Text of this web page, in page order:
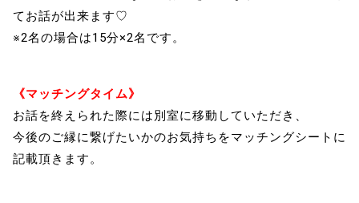
てお話が出来ます♡
※2名の場合は15分×2名です。
《マッチングタイム》
お話を終えられた際には別室に移動していただき、
今後のご縁に繋げたいかのお気持ちをマッチングシートに
記載頂きます。